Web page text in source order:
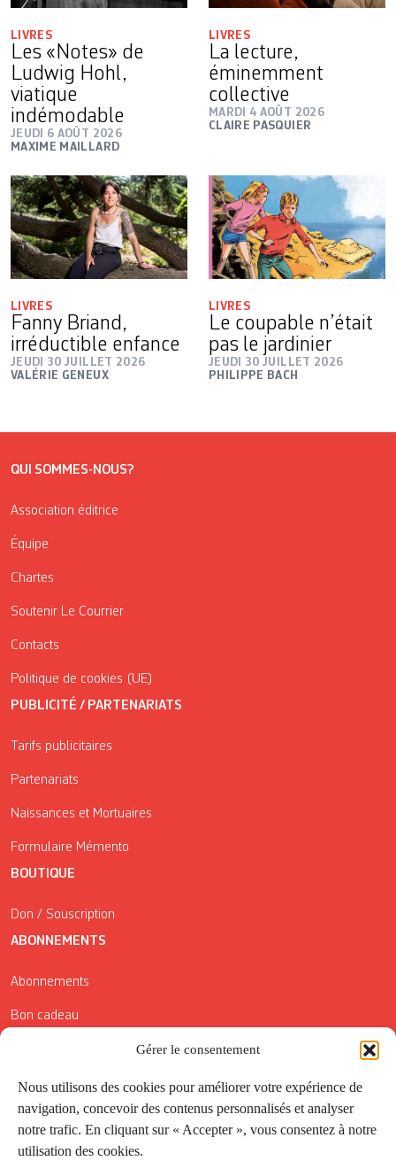
Gérer le consentement
Nous utilisons des cookies pour améliorer votre expérience de
navigation, concevoir des contenus personnalisés et analyser
notre trafic. En cliquant sur « Accepter », vous consentez à notre
utilisation des cookies.
LIVRES
Les «Notes» de
Ludwig Hohl,
viatique
indémodable
JEUDI 6 AOÛT 2026
MAXIME MAILLARD
LIVRES
La lecture,
éminemment
collective
MARDI 4 AOÛT 2026
CLAIRE PASQUIER
LIVRES
Fanny Briand,
irréductible enfance
JEUDI 30 JUILLET 2026
VALÉRIE GENEUX
LIVRES
Le coupable n’était
pas le jardinier
JEUDI 30 JUILLET 2026
PHILIPPE BACH
QUI SOMMES-NOUS?
Association éditrice
Équipe
Chartes
Soutenir Le Courrier
Contacts
Politique de cookies (UE)
PUBLICITÉ / PARTENARIATS
Tarifs publicitaires
Partenariats
Naissances et Mortuaires
Formulaire Mémento
BOUTIQUE
Don / Souscription
ABONNEMENTS
Abonnements
Bon cadeau
Conditions générales de vente
Réductions de la Carte Côté Courrier
Application